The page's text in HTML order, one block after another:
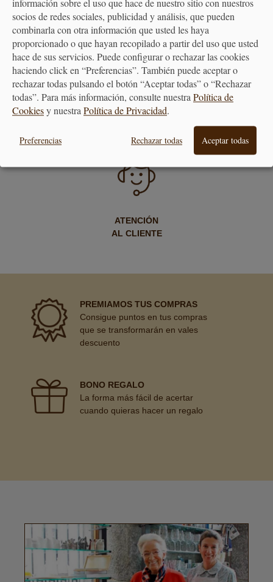
ENVÍO GRATUITO
A PARTIR DE 40€
DEVOLUCIONES
ATENCIÓN
AL CLIENTE
PREMIAMOS TUS COMPRAS
Consigue puntos en tus compras
que se transformarán en vales
descuento
BONO REGALO
La forma más fácil de acertar
cuando quieras hacer un regalo
información sobre el uso que hace de nuestro sitio con nuestros
socios de redes sociales, publicidad y análisis, que pueden
combinarla con otra información que usted les haya
proporcionado o que hayan recopilado a partir del uso que usted
hace de sus servicios. Puede configurar o rechazar las cookies
haciendo click en “Preferencias”. También puede aceptar o
rechazar todas pulsando el botón “Aceptar todas” o “Rechazar
todas”. Para más información, consulte nuestraPolítica de
Cookiesy nuestraPolítica de Privacidad.
Preferencias Rechazar todas Aceptar todas